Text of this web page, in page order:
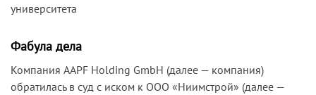
университета
Фабула дела
Компания AAPF Holding GmbH (далее — компания)
обратилась в суд с иском к ООО «Ниимстрой» (далее —